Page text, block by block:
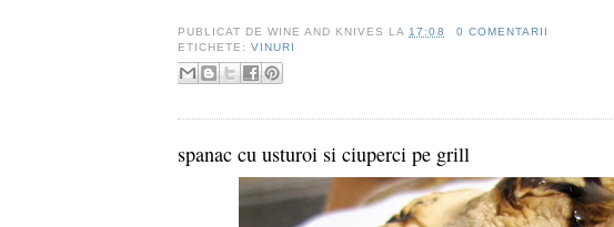
PUBLICAT DEWINE AND KNIVES LA17:08
0 COMENTARII
ETICHETE:VINURI
spanac cu usturoi si ciuperci pe grill